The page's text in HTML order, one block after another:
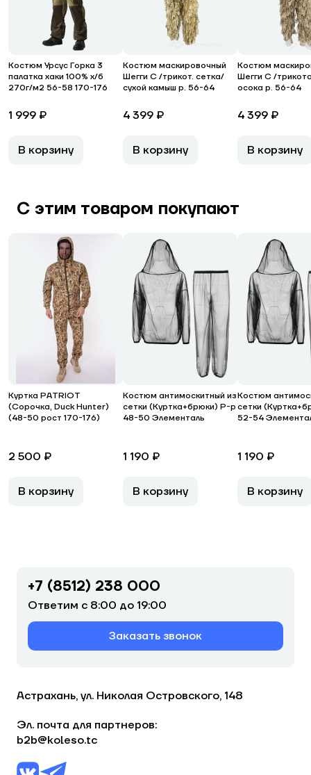
Костюм Урсус Горка 3
палатка хаки 100% х/б
270г/м2 56-58 170-176
1 999 ₽
В корзину
Костюм маскировочный
Шегги С /трикот. сетка/
сухой камыш р. 56-64
4 399 ₽
В корзину
Костюм
Шегги С /
осока р. 56-64
4 399 ₽
В корзину
С этим товаром покупают
Куртка PATRIOT
(Сорочка, Duck Hunter)
(48-50 рост 170-176)
2 500 ₽
В корзину
Костюм антимоскитный из
сетки (Куртка+брюки) Р-р
48-50 Элементаль
1 190 ₽
В корзину
Костюм
сетки
52-54
1 190 ₽
В корзину
+7 (8512) 238 000
Ответим с 8:00 до 19:00
Заказать звонок
Астрахань, ул. Николая Островского, 148
Эл. почта для партнеров:
b2b@koleso.tc